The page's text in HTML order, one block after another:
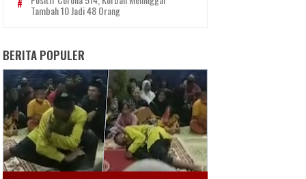
Tambah 10 Jadi 48 Orang
BERITA POPULER